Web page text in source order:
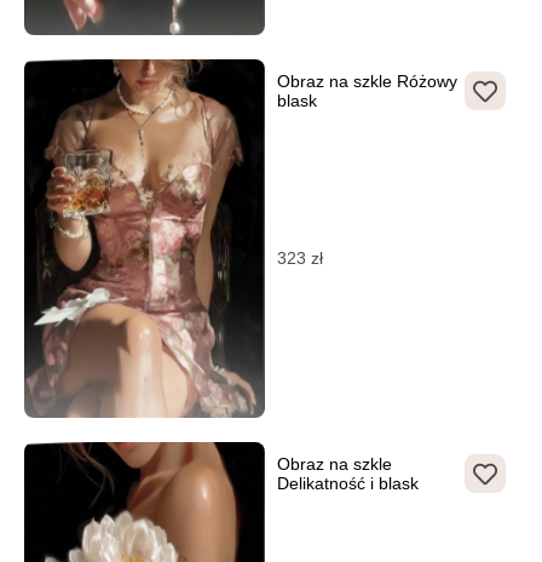
Obraz na szkle Różowy
blask
323 zł
Obraz na szkle
Delikatność i blask